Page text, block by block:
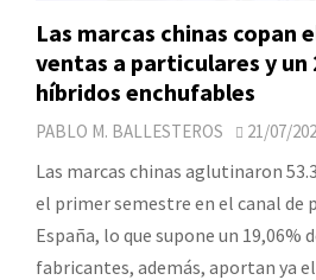
Las marcas chinas copan
ventas a particulares y un
híbridos enchufables
PABLO M. BALLESTEROS 21/07/
Las marcas chinas aglutinaron
el primer semestre en el canal de
España, lo que supone un 19,06%
fabricantes, además, aportan ya